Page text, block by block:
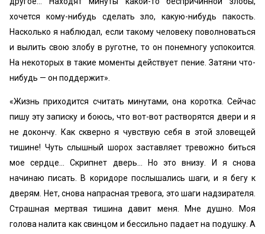
хочется кому-нибудь сделать зло, какую-нибудь пакость.
Насколько я наблюдал, если такому человеку поволноваться
и вылить свою злобу в руготне, то он понемногу успокоится.
На некоторых в такие моменты действует пение. Затяни что-
нибудь — он поддержит».
«Жизнь приходится считать минутами, она коротка. Сейчас
пишу эту записку и боюсь, что вот-вот растворятся двери и я
не докончу. Как скверно я чувствую себя в этой зловещей
тишине! Чуть слышный шорох заставляет тревожно биться
мое сердце… Скрипнет дверь… Но это внизу. И я снова
начинаю писать. В коридоре послышались шаги, и я бегу к
дверям. Нет, снова напрасная тревога, это шаги надзирателя.
Страшная мертвая тишина давит меня. Мне душно. Моя
голова налита как свинцом и бессильно падает на подушку. А